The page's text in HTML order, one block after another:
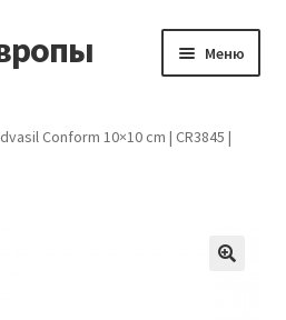
Меню
Conform 10×10 cm | CR3845 |